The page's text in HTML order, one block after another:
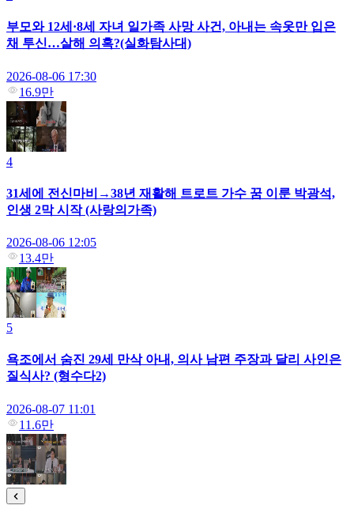
부모와 12세·8세 자녀 일가족 사망 사건, 아내는 속옷만 입은
채 투신…살해 의혹?(실화탐사대)
2026-08-06 17:30
16.9만
4
31세에 전신마비→38년 재활해 트로트 가수 꿈 이룬 박광석,
인생 2막 시작 (사랑의가족)
2026-08-06 12:05
13.4만
5
욕조에서 숨진 29세 만삭 아내, 의사 남편 주장과 달리 사인은
질식사? (형수다2)
2026-08-07 11:01
11.6만